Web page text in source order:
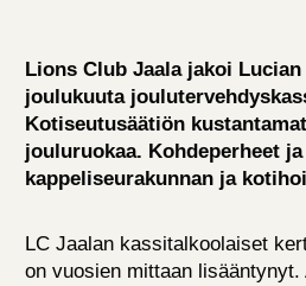
Lions Club Jaala jakoi Lucian
joulukuuta
Kotiseutusäätiön
jouluruokaa. Kohdeperheet
kappeliseurakunnan ja
LC Jaalan kassitalkoolaiset
on vuosien mittaan